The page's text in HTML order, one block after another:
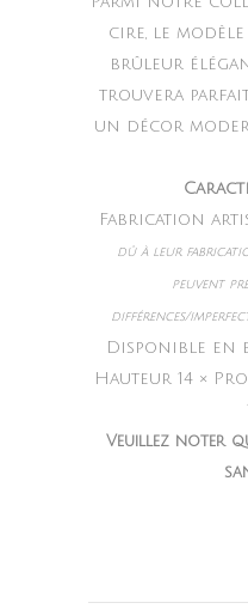
cire, le modèle
brûleur
trouvera
un décor
Fabrication
dû à leur
peuvent
différences/
Disponible en
Hauteur 14 ×
Veuillez noter